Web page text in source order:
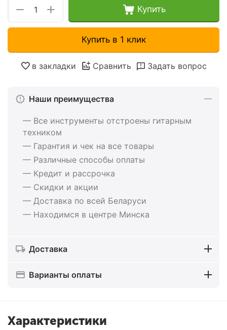
+
− Купить
Купить в 1 клик
в закладки Сравнить Задать вопрос
Наши преимущества
— Все инструменты отстроены гитарным
техником
— Гарантия и чек на все товары
— Различные способы оплаты
— Кредит и рассрочка
— Скидки и акции
— Доставка по всей Беларуси
— Находимся в центре Минска
Доставка
Варианты оплаты
Характеристики